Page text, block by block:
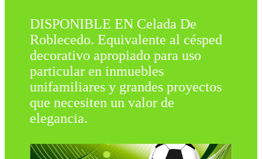
DISPONIBLE EN Celada De
Roblecedo. Equivalente al césped
decorativo apropiado para uso
particular en inmuebles
unifamiliares y grandes proyectos
que necesiten un valor de
elegancia.